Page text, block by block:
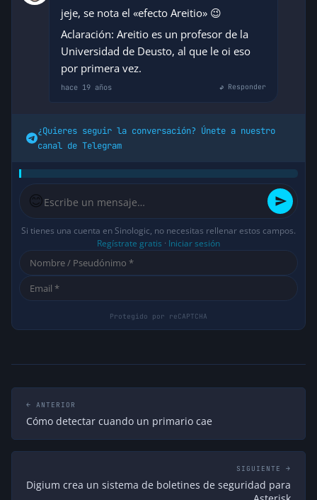
jeje, se nota el «efecto Areitio» 😉
Aclaración: Areitio es un profesor de la
Universidad de Deusto, al que le oi eso
por primera vez.
hace 19 años ↩ Responder
¿Quieres seguir la conversación? Únete a nuestro
canal de Telegram
😊
Si tienes una cuenta en Sinologic, no necesitas rellenar estos campos.
Regístrate gratis · Iniciar sesión
← ANTERIOR
Cómo detectar cuando un primario cae
SIGUIENTE →
Digium crea un sistema de boletines de seguridad para